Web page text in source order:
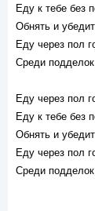
Еду к тебе без
Обнять и
Еду через пол
Среди
Еду через пол
Еду к тебе без
Обнять и
Еду через пол
Среди